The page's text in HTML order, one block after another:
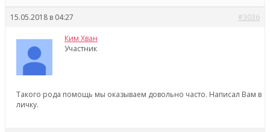
15.05.2018 в 04:27 #3036
Ким Хван
Участник
Такого рода помощь мы оказываем довольно часто. Написал Вам в
личку.